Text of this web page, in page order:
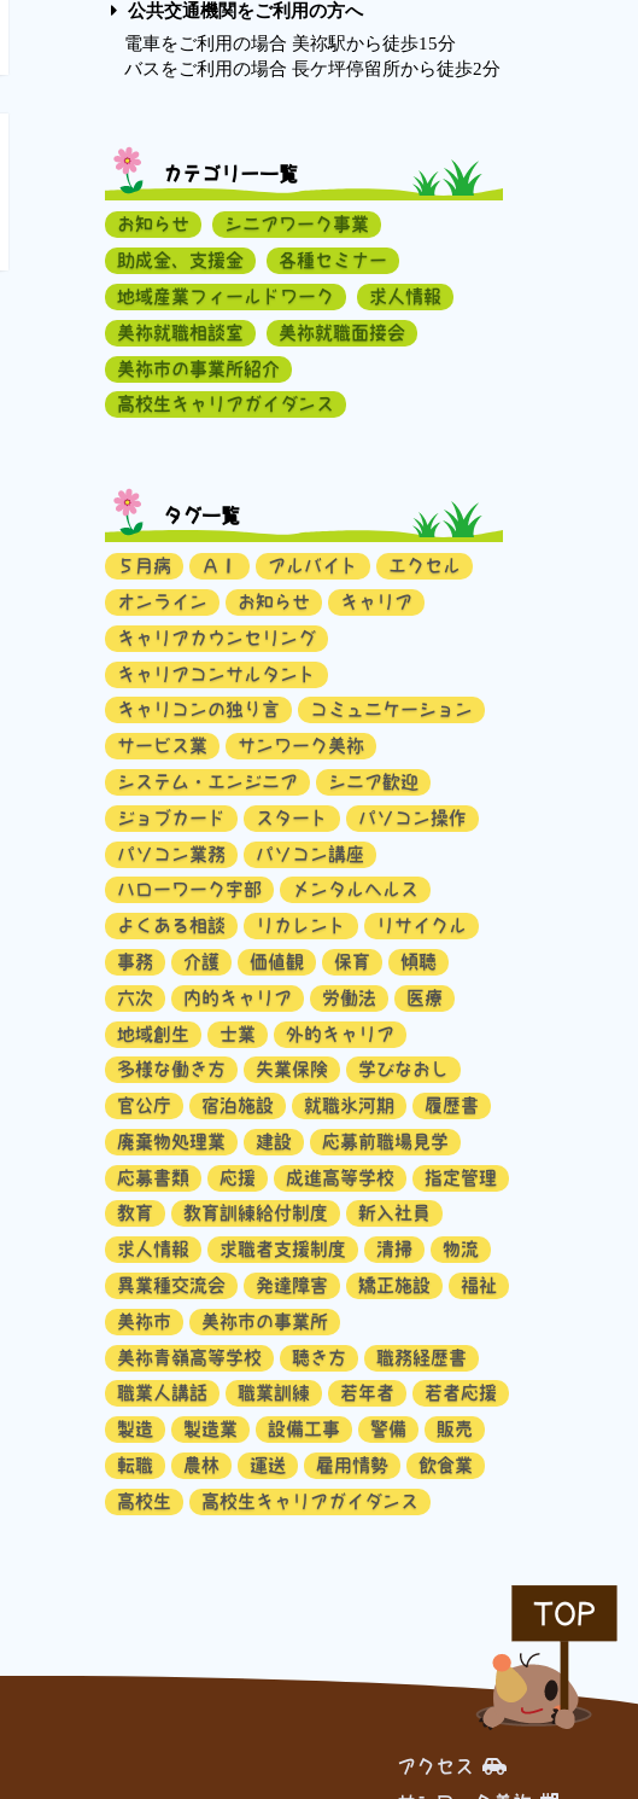
公共交通機関をご利用の方へ
電車をご利用の場合 美祢駅から徒歩15分
バスをご利用の場合 長ケ坪停留所から徒歩2分
カテゴリー一覧
お知らせ
シニアワーク事業
助成金、支援金
各種セミナー
地域産業フィールドワーク
求人情報
美祢就職相談室
美祢就職面接会
美祢市の事業所紹介
高校生キャリアガイダンス
タグ一覧
５月病 ＡＩ アルバイト
エクセル
オンライン
お知らせ
キャリア
キャリアカウンセリング
キャリアコンサルタント
キャリコンの独り言
コミュニケーション
サービス業
サンワーク美祢
システム・エンジニア
シニア歓迎
ジョブカード
スタート
パソコン操作
パソコン業務
パソコン講座
ハローワーク宇部
メンタルヘルス
よくある相談
リカレント
リサイクル
事務
介護 価値観 保育
傾聴
六次
内的キャリア 労働法
医療
地域創生
士業
外的キャリア
多様な働き方
失業保険
学びなおし
官公庁
宿泊施設 就職氷河期
履歴書
廃棄物処理業
建設
応募前職場見学
応募書類
応援 成進高等学校
指定管理
教育
教育訓練給付制度
新入社員
求人情報
求職者支援制度 清掃
物流
異業種交流会
発達障害 矯正施設
福祉
美祢市
美祢市の事業所
美祢青嶺高等学校
聴き方
職務経歴書
職業人講話
職業訓練 若年者
若者応援
製造
製造業 設備工事 警備
販売
転職
農林 運送 雇用情勢
飲食業
高校生
高校生キャリアガイダンス
TOP
アクセス